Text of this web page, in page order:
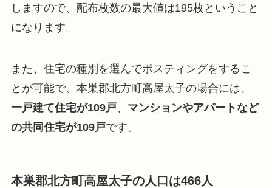
しますので、配布枚数の最大値は195枚ということ
になります。
また、住宅の種別を選んでポスティングをするこ
とが可能で、本巣郡北方町高屋太子の場合には、
一戸建て住宅が109戸、 マンションやアパートなど
の共同住宅が109戸です。
本巣郡北方町高屋太子の人口は466人